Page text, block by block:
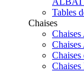
Tables
Chaises